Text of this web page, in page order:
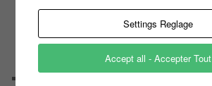
Sondage Koh Lanta 2016 (2) Thailand
Sondage Koh Lanta 2016
Sondage Le Maillon Faible
Settings Reglage
Accept all - Accepter Tout